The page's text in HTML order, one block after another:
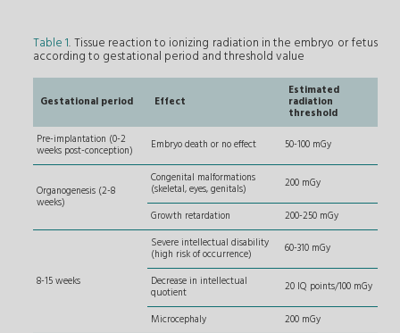
Table 1. Tissue reaction to ionizing radiation in the embryo or fetus
according to gestational period and threshold value
Gestational period Effect
Estimated
radiation
threshold
Pre-implantation (0-2
weeks post-conception) Embryo death or no effect 50-100 mGy
Organogenesis (2-8
weeks)
Congenital malformations
(skeletal, eyes, genitals) 200 mGy
Growth retardation 200-250 mGy
8-15 weeks
Severe intellectual disability
(high risk of occurrence) 60-310 mGy
Decrease in intellectual
quotient 20 IQ points/100 mGy
Microcephaly
200 mGy